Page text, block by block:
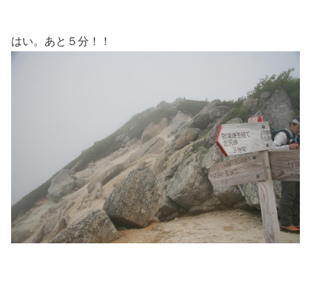
はい。あと５分！！